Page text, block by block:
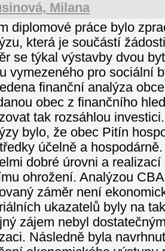
Milana
diplomové práce bylo
která je součástí
se týkal výstavby dvou
vymezeného pro sociální
finanční analýza
obec z finančního
tak rozsáhlou
bylo, že obec Pitín
účelně a
dobré úrovni a
ohrožení. Analýzou
záměr není
ukazatelů byly na
zájem nebyl
Následně byla